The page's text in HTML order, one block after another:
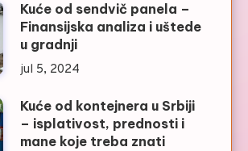
Kuće od sendvič panela –
Finansijska analiza i uštede
u gradnji
jul 5, 2024
Kuće od kontejnera u Srbiji
– isplativost, prednosti i
mane koje treba znati